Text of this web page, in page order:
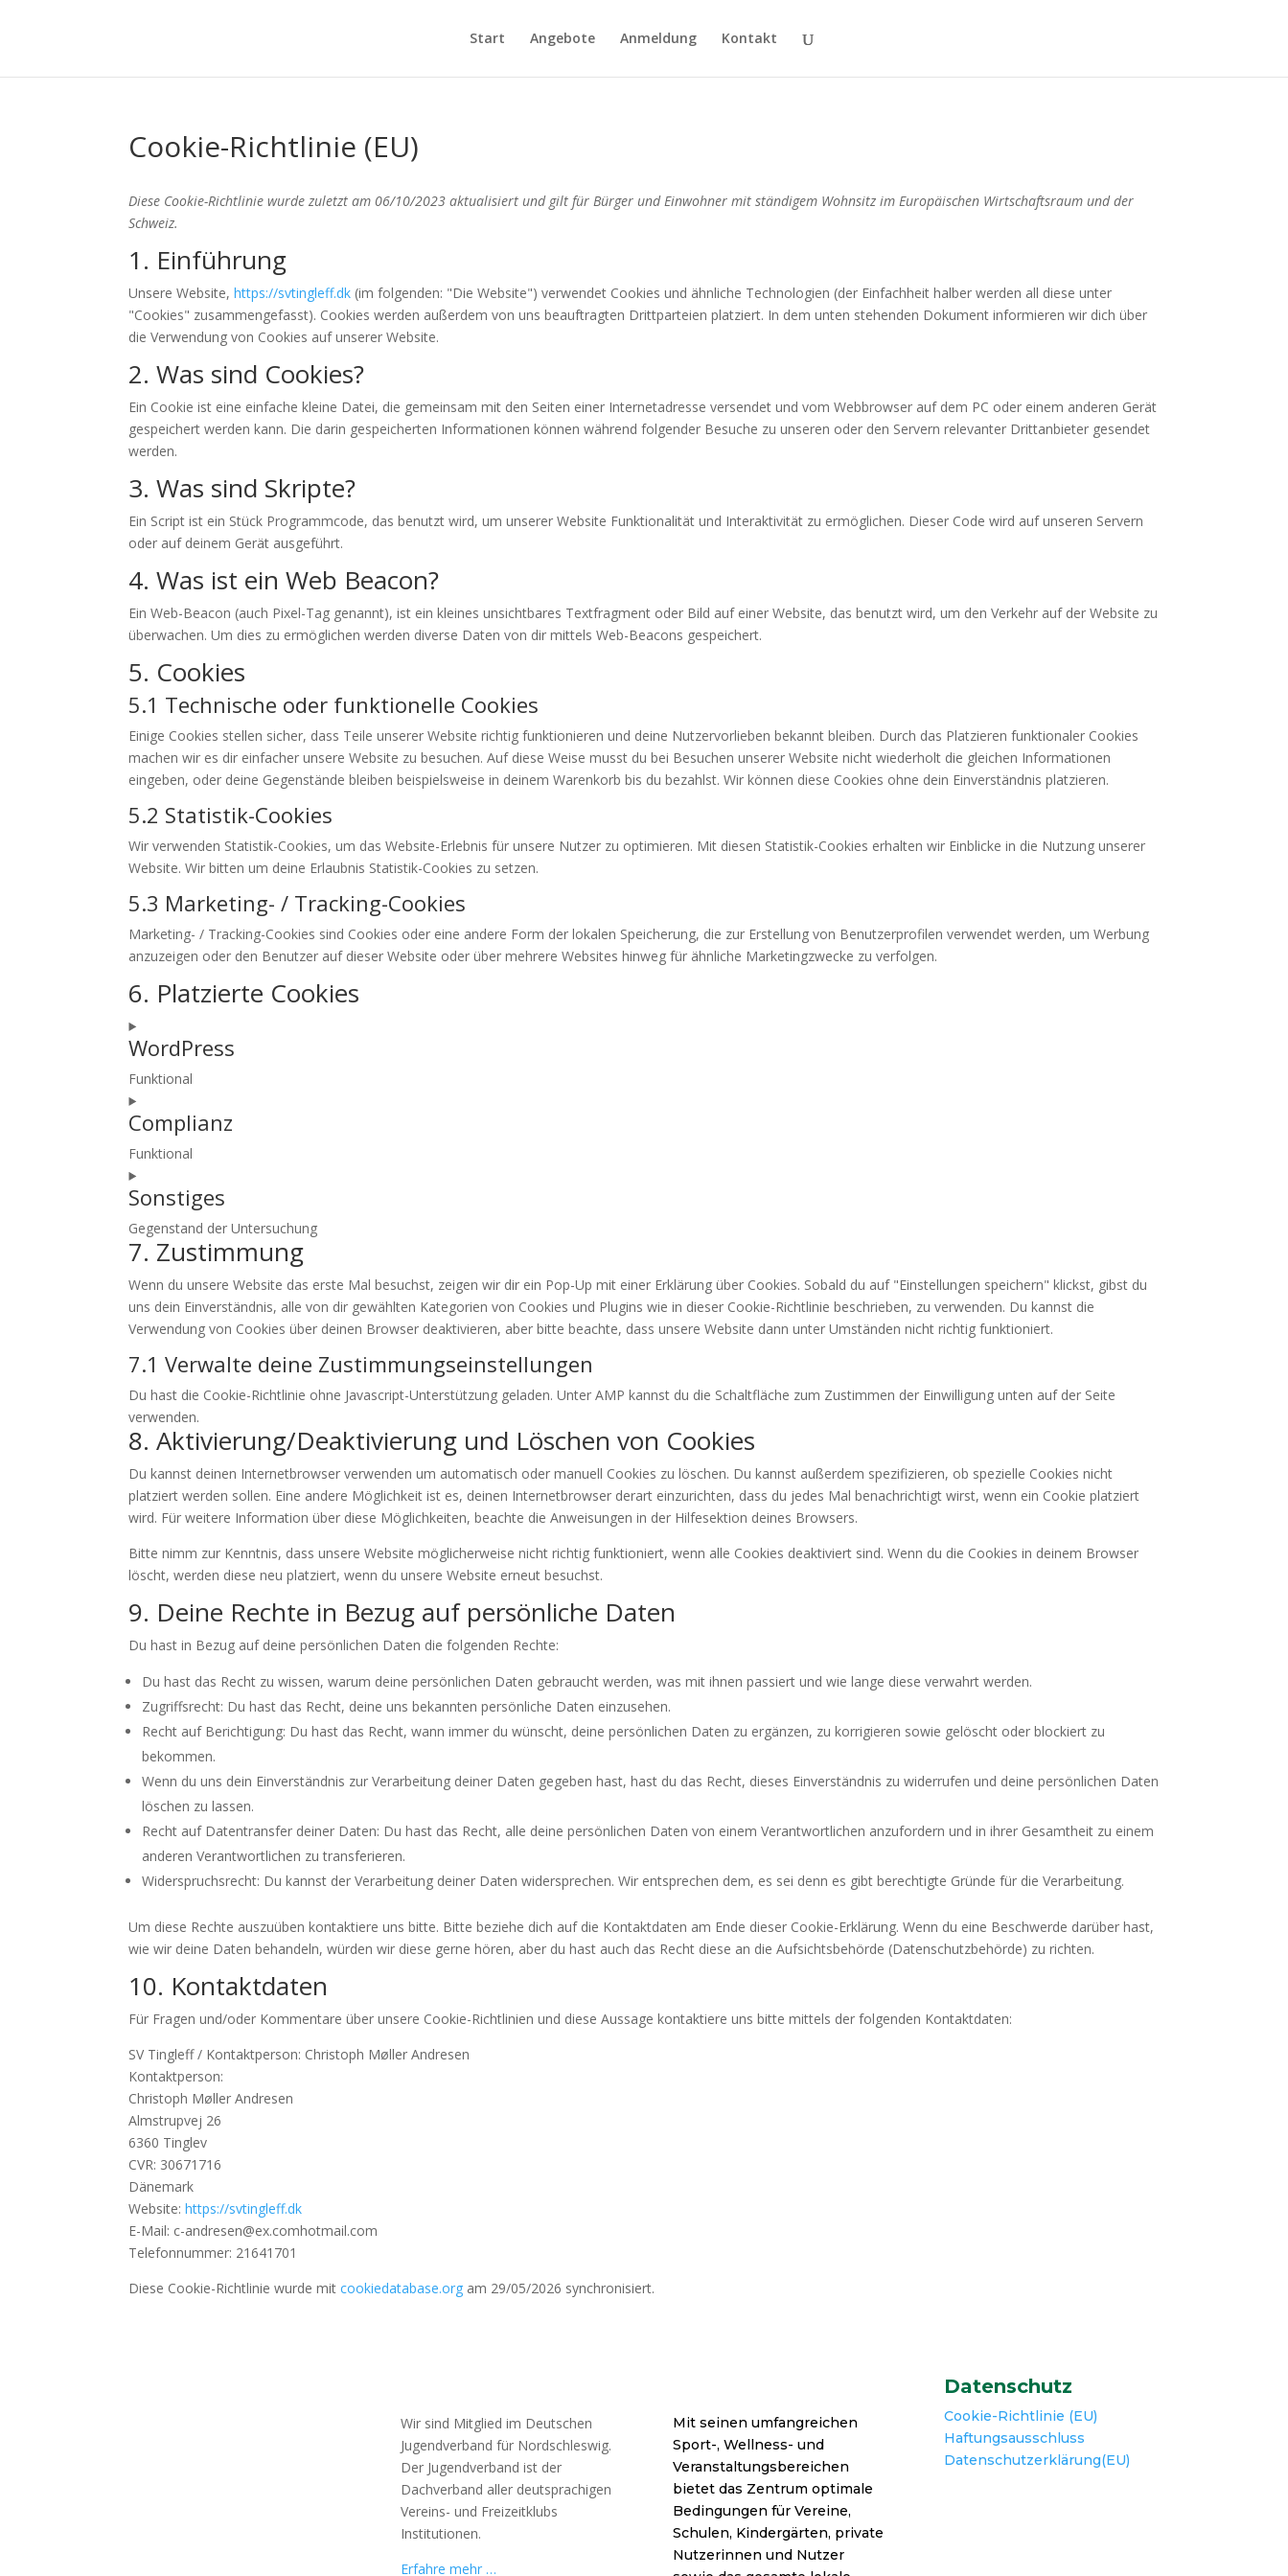
Start Angebote Anmeldung Kontakt
Cookie-Richtlinie (EU)
Diese Cookie-Richtlinie wurde zuletzt am 06/10/2023 aktualisiert und gilt für Bürger und Einwohner mit ständigem Wohnsitz im Europäischen Wirtschaftsraum und der
Schweiz.
1. Einführung
Unsere Website,https://svtingleff.dk (im folgenden: "Die Website") verwendet Cookies und ähnliche Technologien (der Einfachheit halber werden all diese unter
"Cookies" zusammengefasst). Cookies werden außerdem von uns beauftragten Drittparteien platziert. In dem unten stehenden Dokument informieren wir dich über
die Verwendung von Cookies auf unserer Website.
2. Was sind Cookies?
Ein Cookie ist eine einfache kleine Datei, die gemeinsam mit den Seiten einer Internetadresse versendet und vom Webbrowser auf dem PC oder einem anderen Gerät
gespeichert werden kann. Die darin gespeicherten Informationen können während folgender Besuche zu unseren oder den Servern relevanter Drittanbieter gesendet
werden.
3. Was sind Skripte?
Ein Script ist ein Stück Programmcode, das benutzt wird, um unserer Website Funktionalität und Interaktivität zu ermöglichen. Dieser Code wird auf unseren Servern
oder auf deinem Gerät ausgeführt.
4. Was ist ein Web Beacon?
Ein Web-Beacon (auch Pixel-Tag genannt), ist ein kleines unsichtbares Textfragment oder Bild auf einer Website, das benutzt wird, um den Verkehr auf der Website zu
überwachen. Um dies zu ermöglichen werden diverse Daten von dir mittels Web-Beacons gespeichert.
5. Cookies
5.1 Technische oder funktionelle Cookies
Einige Cookies stellen sicher, dass Teile unserer Website richtig funktionieren und deine Nutzervorlieben bekannt bleiben. Durch das Platzieren funktionaler Cookies
machen wir es dir einfacher unsere Website zu besuchen. Auf diese Weise musst du bei Besuchen unserer Website nicht wiederholt die gleichen Informationen
eingeben, oder deine Gegenstände bleiben beispielsweise in deinem Warenkorb bis du bezahlst. Wir können diese Cookies ohne dein Einverständnis platzieren.
5.2 Statistik-Cookies
Wir verwenden Statistik-Cookies, um das Website-Erlebnis für unsere Nutzer zu optimieren. Mit diesen Statistik-Cookies erhalten wir Einblicke in die Nutzung unserer
Website. Wir bitten um deine Erlaubnis Statistik-Cookies zu setzen.
5.3 Marketing- / Tracking-Cookies
Marketing- / Tracking-Cookies sind Cookies oder eine andere Form der lokalen Speicherung, die zur Erstellung von Benutzerprofilen verwendet werden, um Werbung
anzuzeigen oder den Benutzer auf dieser Website oder über mehrere Websites hinweg für ähnliche Marketingzwecke zu verfolgen.
6. Platzierte Cookies
WordPress
Funktional
Consent
to
service
Complianz
Funktional
Consent
to
complianz
Sonstiges
Gegenstand der Untersuchung
Consent
service
sonstiges
7. Zustimmung
Wenn du unsere Website das erste Mal besuchst, zeigen wir dir ein Pop-Up mit einer Erklärung über Cookies. Sobald du auf "Einstellungen speichern" klickst, gibst du
uns dein Einverständnis, alle von dir gewählten Kategorien von Cookies und Plugins wie in dieser Cookie-Richtlinie beschrieben, zu verwenden. Du kannst die
Verwendung von Cookies über deinen Browser deaktivieren, aber bitte beachte, dass unsere Website dann unter Umständen nicht richtig funktioniert.
7.1 Verwalte deine Zustimmungseinstellungen
Du hast die Cookie-Richtlinie ohne Javascript-Unterstützung geladen. Unter AMP kannst du die Schaltfläche zum Zustimmen der Einwilligung unten auf der Seite
verwenden.
8. Aktivierung/Deaktivierung und Löschen von Cookies
Du kannst deinen Internetbrowser verwenden um automatisch oder manuell Cookies zu löschen. Du kannst außerdem spezifizieren, ob spezielle Cookies nicht
platziert werden sollen. Eine andere Möglichkeit ist es, deinen Internetbrowser derart einzurichten, dass du jedes Mal benachrichtigt wirst, wenn ein Cookie platziert
wird. Für weitere Information über diese Möglichkeiten, beachte die Anweisungen in der Hilfesektion deines Browsers.
Bitte nimm zur Kenntnis, dass unsere Website möglicherweise nicht richtig funktioniert, wenn alle Cookies deaktiviert sind. Wenn du die Cookies in deinem Browser
löscht, werden diese neu platziert, wenn du unsere Website erneut besuchst.
9. Deine Rechte in Bezug auf persönliche Daten
Du hast in Bezug auf deine persönlichen Daten die folgenden Rechte:
Du hast das Recht zu wissen, warum deine persönlichen Daten gebraucht werden, was mit ihnen passiert und wie lange diese verwahrt werden.
Zugriffsrecht: Du hast das Recht, deine uns bekannten persönliche Daten einzusehen.
Recht auf Berichtigung: Du hast das Recht, wann immer du wünscht, deine persönlichen Daten zu ergänzen, zu korrigieren sowie gelöscht oder blockiert zu
bekommen.
Wenn du uns dein Einverständnis zur Verarbeitung deiner Daten gegeben hast, hast du das Recht, dieses Einverständnis zu widerrufen und deine persönlichen Daten
löschen zu lassen.
Recht auf Datentransfer deiner Daten: Du hast das Recht, alle deine persönlichen Daten von einem Verantwortlichen anzufordern und in ihrer Gesamtheit zu einem
anderen Verantwortlichen zu transferieren.
Widerspruchsrecht: Du kannst der Verarbeitung deiner Daten widersprechen. Wir entsprechen dem, es sei denn es gibt berechtigte Gründe für die Verarbeitung.
Um diese Rechte auszuüben kontaktiere uns bitte. Bitte beziehe dich auf die Kontaktdaten am Ende dieser Cookie-Erklärung. Wenn du eine Beschwerde darüber hast,
wie wir deine Daten behandeln, würden wir diese gerne hören, aber du hast auch das Recht diese an die Aufsichtsbehörde (Datenschutzbehörde) zu richten.
10. Kontaktdaten
Für Fragen und/oder Kommentare über unsere Cookie-Richtlinien und diese Aussage kontaktiere uns bitte mittels der folgenden Kontaktdaten:
SV Tingleff / Kontaktperson: Christoph Møller Andresen
Kontaktperson:
Christoph Møller Andresen
Almstrupvej 26
6360 Tinglev
CVR: 30671716
Dänemark
Website:https://svtingleff.dk
E-Mail: c-andresen@ex.comhotmail.com
Telefonnummer: 21641701
Diese Cookie-Richtlinie wurde mitcookiedatabase.org am 29/05/2026 synchronisiert.
Wir sind Mitglied im Deutschen
Jugendverband für Nordschleswig.
Der Jugendverband ist der
Dachverband aller deutsprachigen
Vereins- und Freizeitklubs
Institutionen.
Erfahre mehr …
Mit seinen umfangreichen
Sport-, Wellness- und
Veranstaltungsbereichen
bietet das Zentrum optimale
Bedingungen für Vereine,
Schulen, Kindergärten, private
Nutzerinnen und Nutzer
Datenschutz
Cookie-Richtlinie (EU)
Haftungsausschluss
Datenschutzerklärung(EU)